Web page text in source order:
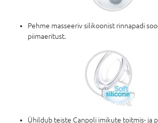
Pehme masseeriv silikoonist rinnapadi
piimaeritust.
Ühildub teiste Canpoli imikute toitmis- ja